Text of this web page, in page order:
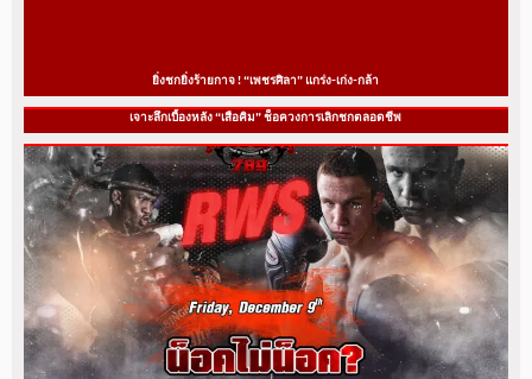
ยิ่งชกยิ่งร้ายกาจ ! “เพชรศิลา” แกร่ง-เก่ง-กล้า
เจาะลึกเบื้องหลัง “เสือคิม” ช็อควงการเลิกชกตลอดชีพ